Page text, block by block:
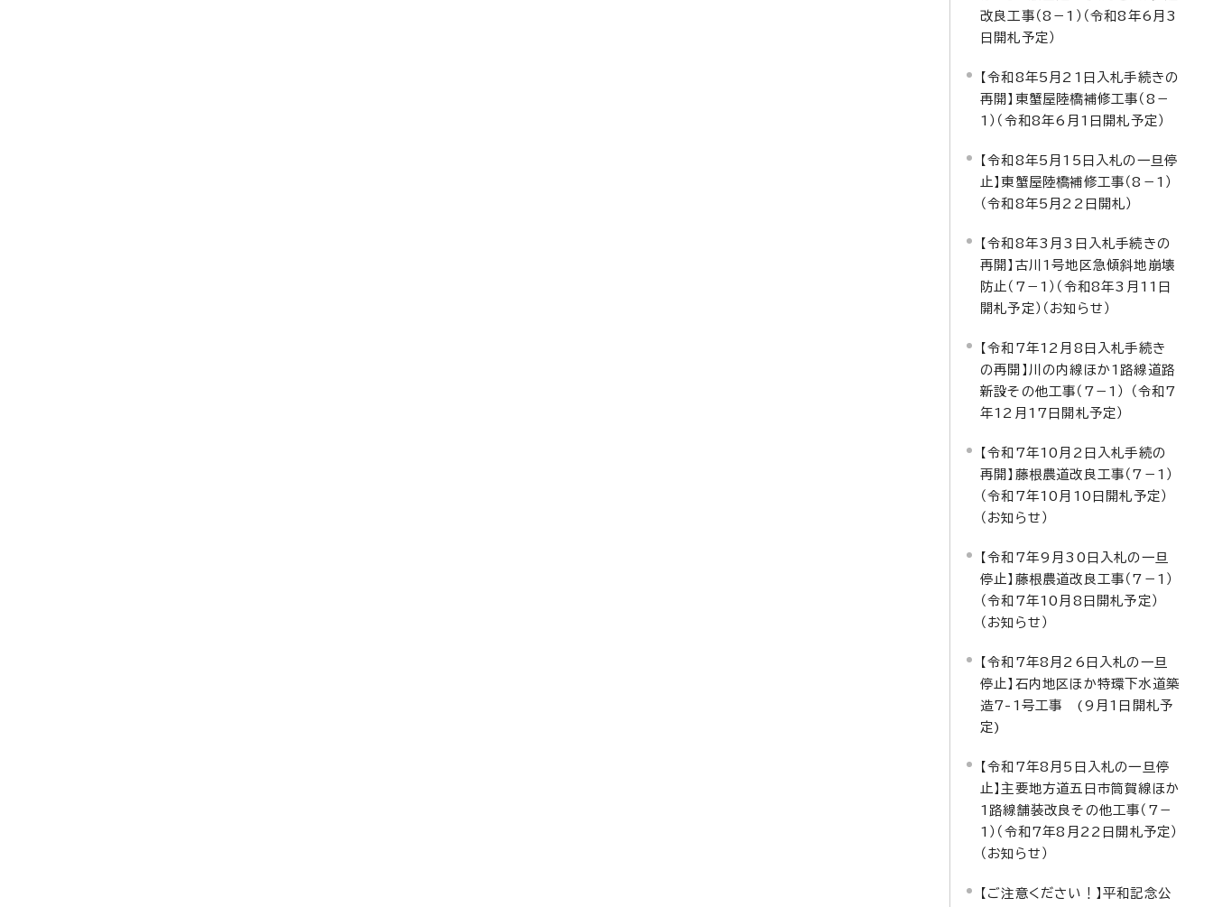
改良工事（8－1）（令和8年6月3
日開札予定）
【令和8年5月21日入札手続きの
再開】東蟹屋陸橋補修工事（8－
1）（令和8年6月1日開札予定）
【令和8年5月15日入札の一旦停
止】東蟹屋陸橋補修工事（8－1）
（令和8年5月22日開札）
【令和8年3月3日入札手続きの
再開】古川1号地区急傾斜地崩壊
防止（7－1）（令和8年3月11日
開札予定）（お知らせ）
【令和7年12月8日入札手続き
の再開】川の内線ほか1路線道路
新設その他工事（7－1） （令和7
年12月17日開札予定）
【令和7年10月2日入札手続の
再開】藤根農道改良工事（7－1）
（令和7年10月10日開札予定）
（お知らせ）
【令和7年9月30日入札の一旦
停止】藤根農道改良工事（7－1）
（令和7年10月8日開札予定）
（お知らせ）
【令和7年8月26日入札の一旦
停止】石内地区ほか特環下水道築
造7-1号工事 (9月1日開札予
定)
【令和7年8月5日入札の一旦停
止】主要地方道五日市筒賀線ほか
1路線舗装改良その他工事（7－
1）（令和7年8月22日開札予定）
（お知らせ）
【ご注意ください！】平和記念公